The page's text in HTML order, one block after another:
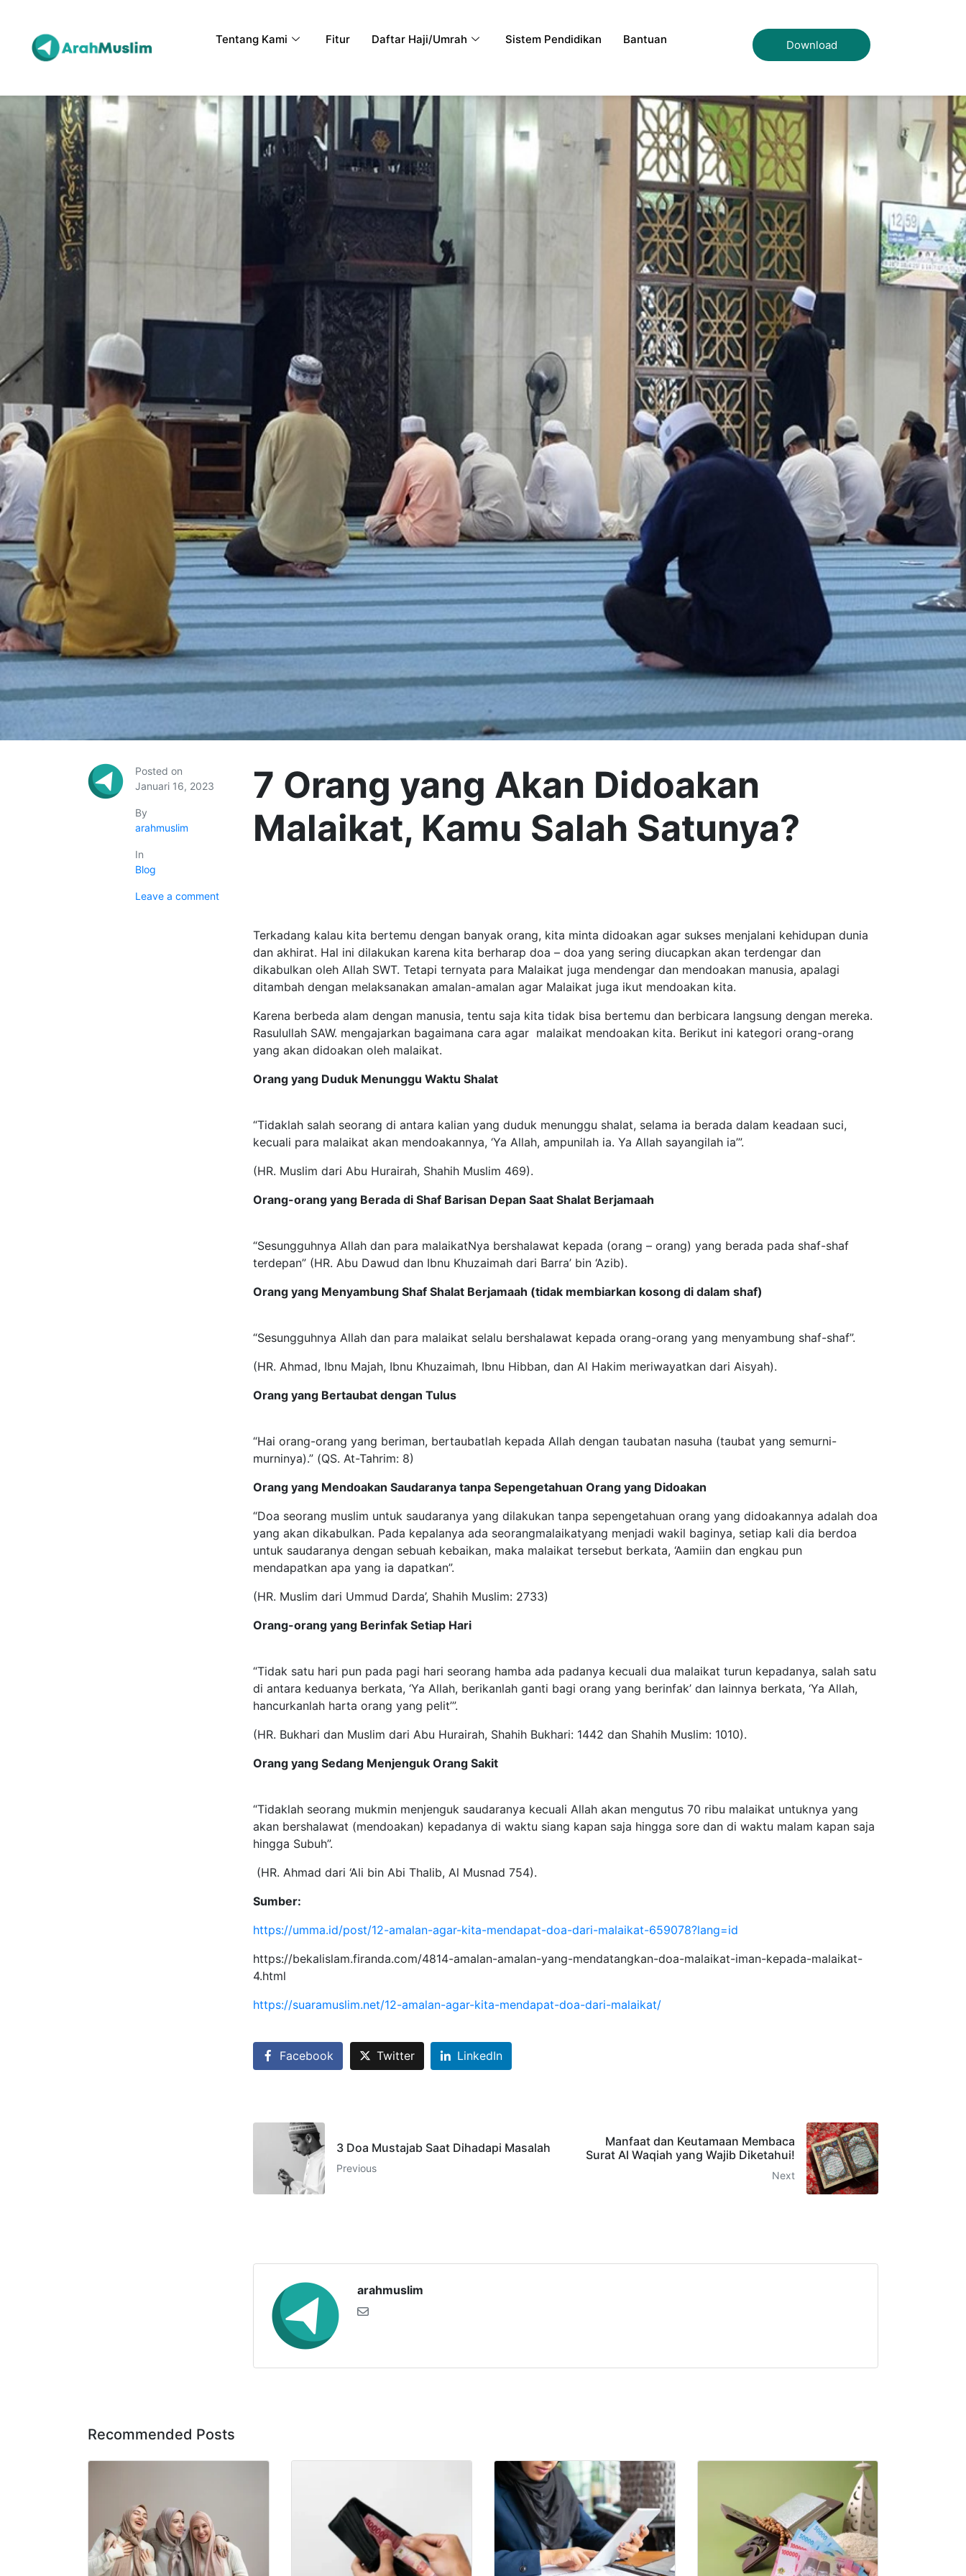
Tentang Kami Fitur Daftar Haji/Umrah Sistem Pendidikan Bantuan Download
Posted on
Januari 16, 2023
By
arahmuslim
In
Blog
Leave a comment
7 Orang yang Akan Didoakan
Malaikat, Kamu Salah Satunya?
Terkadang kalau kita bertemu dengan banyak orang, kita minta didoakan agar sukses menjalani kehidupan dunia
dan akhirat. Hal ini dilakukan karena kita berharap doa – doa yang sering diucapkan akan terdengar dan
dikabulkan oleh Allah SWT. Tetapi ternyata para Malaikat juga mendengar dan mendoakan manusia, apalagi
ditambah dengan melaksanakan amalan-amalan agar Malaikat juga ikut mendoakan kita.
Karena berbeda alam dengan manusia, tentu saja kita tidak bisa bertemu dan berbicara langsung dengan mereka.
Rasulullah SAW. mengajarkan bagaimana cara agar malaikat mendoakan kita. Berikut ini kategori orang-orang
yang akan didoakan oleh malaikat.
Orang yang Duduk Menunggu Waktu Shalat
“Tidaklah salah seorang di antara kalian yang duduk menunggu shalat, selama ia berada dalam keadaan suci,
kecuali para malaikat akan mendoakannya, ‘Ya Allah, ampunilah ia. Ya Allah sayangilah ia’”.
(HR. Muslim dari Abu Hurairah, Shahih Muslim 469).
Orang-orang yang Berada di Shaf Barisan Depan Saat Shalat Berjamaah
“Sesungguhnya Allah dan para malaikatNya bershalawat kepada (orang – orang) yang berada pada shaf-shaf
terdepan” (HR. Abu Dawud dan Ibnu Khuzaimah dari Barra’ bin ‘Azib).
Orang yang Menyambung Shaf Shalat Berjamaah (tidak membiarkan kosong di dalam shaf)
“Sesungguhnya Allah dan para malaikat selalu bershalawat kepada orang-orang yang menyambung shaf-shaf”.
(HR. Ahmad, Ibnu Majah, Ibnu Khuzaimah, Ibnu Hibban, dan Al Hakim meriwayatkan dari Aisyah).
Orang yang Bertaubat dengan Tulus
“Hai orang-orang yang beriman, bertaubatlah kepada Allah dengan taubatan nasuha (taubat yang semurni-
murninya).” (QS. At-Tahrim: 8)
Orang yang Mendoakan Saudaranya tanpa Sepengetahuan Orang yang Didoakan
“Doa seorang muslim untuk saudaranya yang dilakukan tanpa sepengetahuan orang yang didoakannya adalah doa
yang akan dikabulkan. Pada kepalanya ada seorangmalaikatyang menjadi wakil baginya, setiap kali dia berdoa
untuk saudaranya dengan sebuah kebaikan, maka malaikat tersebut berkata, ‘Aamiin dan engkau pun
mendapatkan apa yang ia dapatkan”.
(HR. Muslim dari Ummud Darda’, Shahih Muslim: 2733)
Orang-orang yang Berinfak Setiap Hari
“Tidak satu hari pun pada pagi hari seorang hamba ada padanya kecuali dua malaikat turun kepadanya, salah satu
di antara keduanya berkata, ‘Ya Allah, berikanlah ganti bagi orang yang berinfak’ dan lainnya berkata, ‘Ya Allah,
hancurkanlah harta orang yang pelit’”.
(HR. Bukhari dan Muslim dari Abu Hurairah, Shahih Bukhari: 1442 dan Shahih Muslim: 1010).
Orang yang Sedang Menjenguk Orang Sakit
“Tidaklah seorang mukmin menjenguk saudaranya kecuali Allah akan mengutus 70 ribu malaikat untuknya yang
akan bershalawat (mendoakan) kepadanya di waktu siang kapan saja hingga sore dan di waktu malam kapan saja
hingga Subuh”.
(HR. Ahmad dari ‘Ali bin Abi Thalib, Al Musnad 754).
Sumber:
https://umma.id/post/12-amalan-agar-kita-mendapat-doa-dari-malaikat-659078?lang=id
https://bekalislam.firanda.com/4814-amalan-amalan-yang-mendatangkan-doa-malaikat-iman-kepada-malaikat-
4.html
https://suaramuslim.net/12-amalan-agar-kita-mendapat-doa-dari-malaikat/
Facebook Twitter LinkedIn
3 Doa Mustajab Saat Dihadapi Masalah
Previous
Manfaat dan Keutamaan Membaca
Surat Al Waqiah yang Wajib Diketahui!
Next
arahmuslim
Recommended Posts